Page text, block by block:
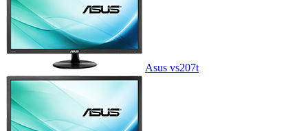
Asus vs207t